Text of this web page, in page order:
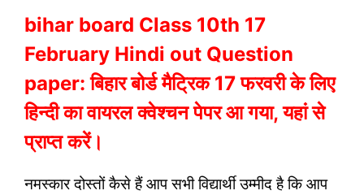
bihar board Class 10th 17
February Hindi out Question
paper: बिहार बोर्ड मैट्रिक 17 फरवरी के लिए
हिन्दी का वायरल क्वेश्चन पेपर आ गया, यहां से
प्राप्त करें।
नमस्कार दोस्तों कैसे हैं आप सभी विद्यार्थी उम्मीद है कि आप